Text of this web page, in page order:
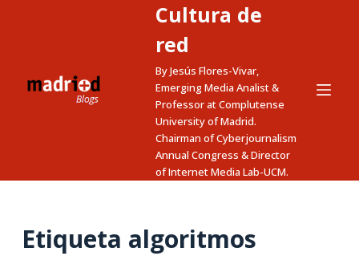
c
Cultura de
red
By Jesús Flores-Vivar,
Emerging Media Analist &
Professor at Complutense
University of Madrid.
Chairman of Cyberjournalism
Annual Congress & Director
of Internet Media Lab-UCM.
Etiqueta algoritmos